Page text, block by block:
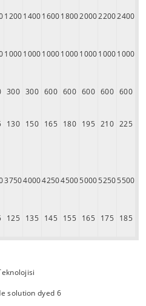
1200140016001800200022002400
1000100010001000100010001000
300 300 600 600 600 600 600
130 150 165 180 195 210 225
3750400042504500500052505500
125 135 145 155 165 175 185
solution dyed 6